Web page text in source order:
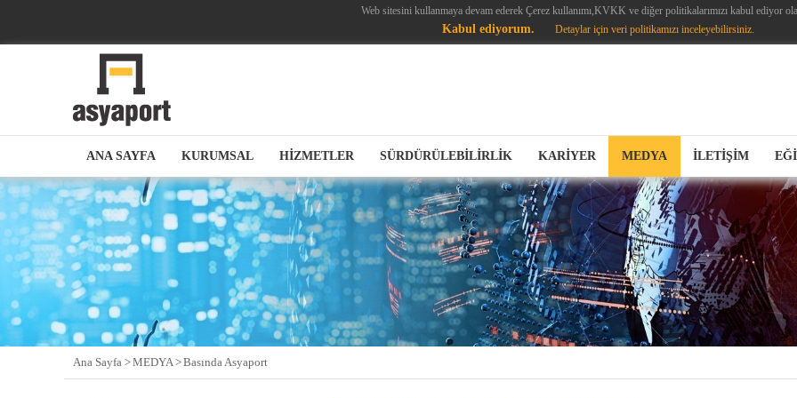
Web sitesini kullanmaya devam ederek Çerez kullanımı,KVKK ve diğer politikalarımızı kabul ediyor
Kabul ediyorum. Detaylar için veri politikamızı inceleyebilirsiniz.
ANA SAYFA KURUMSAL HİZMETLER SÜRDÜRÜLEBİLİRLİK KARİYER MEDYA İLETİŞİM
Ana Sayfa >MEDYA >Basında Asyaport